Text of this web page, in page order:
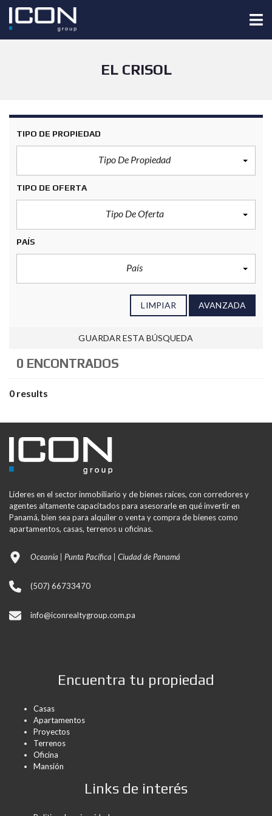
EL CRISOL
TIPO DE PROPIEDAD
Tipo De Propiedad
TIPO DE OFERTA
Tipo De Oferta
PAÍS
País
LIMPIAR AVANZADA
GUARDAR ESTA BÚSQUEDA
0 ENCONTRADOS
0 results
Líderes en el sector inmobiliario y de bienes raíces, con corredores y
agentes altamente capacitados para asesorarle en qué invertir en
Panamá, bien sea para alquiler o venta y compra de bienes como
apartamentos, casas, terrenos u oficinas.
Oceanía | Punta Pacífica | Ciudad de Panamá
(507) 66733470
info@iconrealtygroup.com.pa
Encuentra tu propiedad
Casas
Apartamentos
Proyectos
Terrenos
Oficina
Mansión
Links de interés